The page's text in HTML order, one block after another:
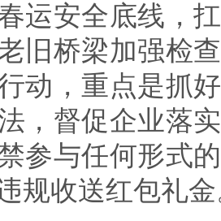
运安全底线，
旧桥梁加强检
动，重点是抓
，督促企业落
参与任何形式
规收送红包礼